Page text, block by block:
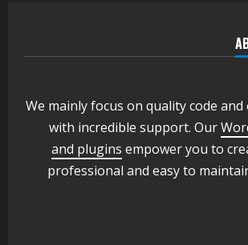
وزير التربية والتعليم بالولاية يدشن ورشة
أغسطس 3, 2026
اخر الاخبار الاخبار
مدير إدارة الجودة و التطوير الإداري
بوزارة التربية تشارك الملتقي التنسيقي
We mainly focus on quality code
with incredible support. Our
and plugins empower you to
professional and easy to